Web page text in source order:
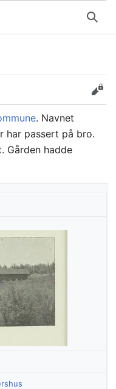
Søk
Rediger
. Navnet
har passert på bro.
Gården hadde